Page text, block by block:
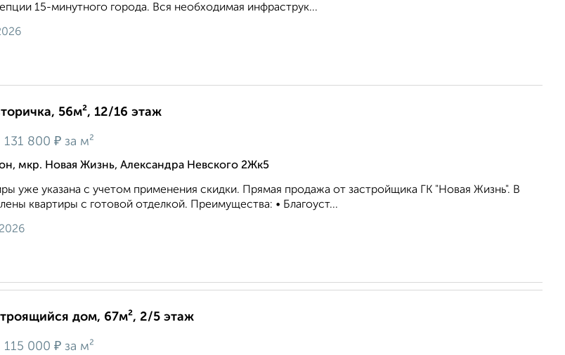
15-минутного города. Вся необходимая инфраструк...
56м², 12/16 этаж
131 800 ₽ за м²
мкр. Новая Жизнь, Александра Невского 2Жк5
уже укaзaна c учeтoм применeния cкидки. Прямая продажа от застройщика ГК "Новая Жизнь". В
квартиры с готовой отделкой. Преимущества: • Благоуст...
дом, 67м², 2/5 этаж
115 000 ₽ за м²